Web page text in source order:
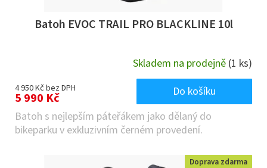
Batoh EVOC TRAIL PRO BLACKLINE 10l
Skladem na prodejně (1 ks)
4 950 Kč bez DPH
5 990 Kč
Do košíku
Batoh s nejlepším páteřákem jako dělaný do
bikeparku v exkluzivním černém provedení.
Doprava zdarma